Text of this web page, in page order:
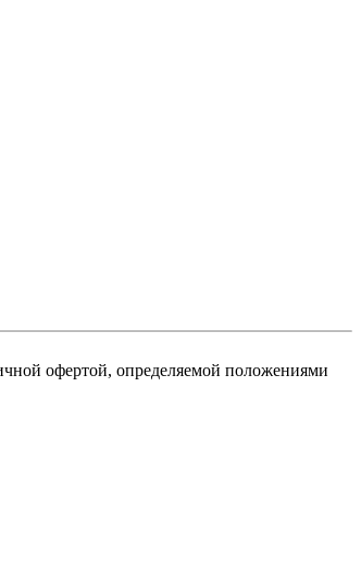
офертой, определяемой положениями